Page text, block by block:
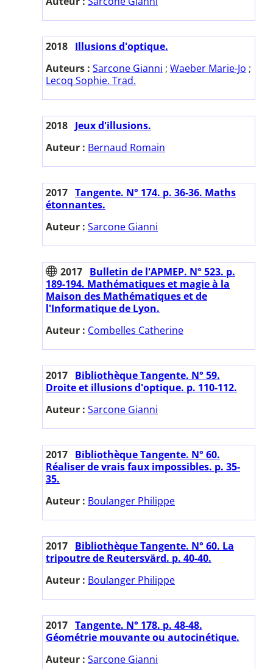
2018 Illusions d'optique.
Auteurs : Sarcone Gianni ; Waeber Marie-Jo ;
Lecoq Sophie. Trad.
2018 Jeux d'illusions.
Auteur : Bernaud Romain
2017 Tangente. N° 174. p. 36-36. Maths
étonnantes.
Auteur : Sarcone Gianni
2017 Bulletin de l'APMEP. N° 523. p.
189-194. Mathématiques et magie à la
Maison des Mathématiques et de
l'Informatique de Lyon.
Auteur : Combelles Catherine
2017 Bibliothèque Tangente. N° 59.
Droite et illusions d'optique. p. 110-112.
Auteur : Sarcone Gianni
2017 Bibliothèque Tangente. N° 60.
Réaliser de vrais faux impossibles. p. 35-
35.
Auteur : Boulanger Philippe
2017 Bibliothèque Tangente. N° 60. La
tripoutre de Reutersvärd. p. 40-40.
Auteur : Boulanger Philippe
2017 Tangente. N° 178. p. 48-48.
Géométrie mouvante ou autocinétique.
Auteur : Sarcone Gianni